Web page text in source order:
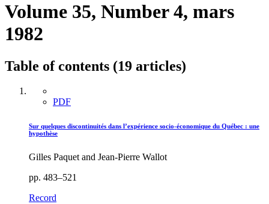
Volume 35, Number 4, mars
1982
Table of contents (19 articles)
PDF
Sur quelques discontinuités dans l’expérience socio-économique du Québec : une
hypothèse
Gilles Paquet and Jean-Pierre Wallot
pp. 483–521
Record